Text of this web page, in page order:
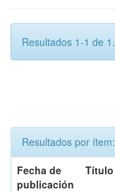
Resultados 1-1 de 1.
Resultados por ítem:
Fecha de
publicación
Título